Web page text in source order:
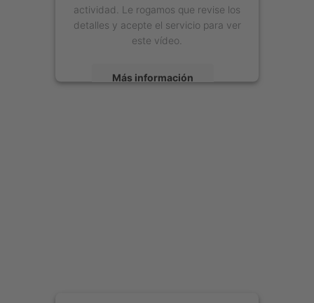
actividad. Le rogamos que revise los
detalles y acepte el servicio para ver
este vídeo.
Más información